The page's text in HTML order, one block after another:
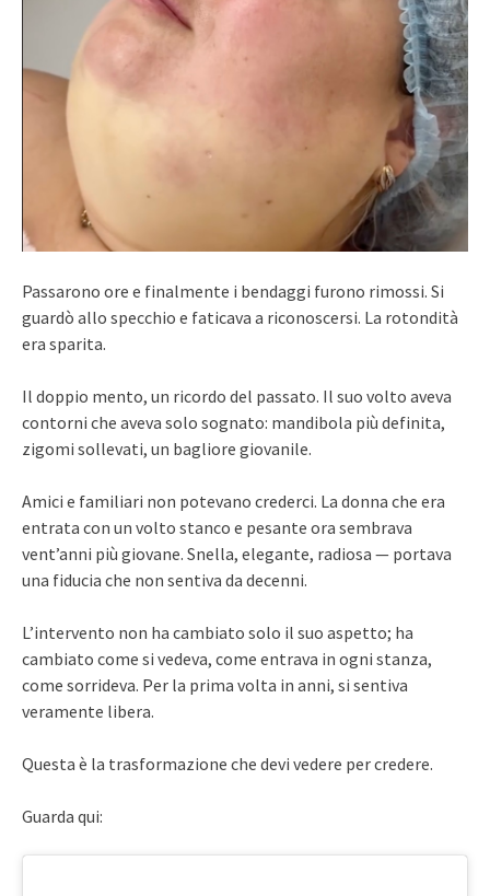
Passarono ore e finalmente i bendaggi furono rimossi. Si
guardò allo specchio e faticava a riconoscersi. La rotondità
era sparita.
Il doppio mento, un ricordo del passato. Il suo volto aveva
contorni che aveva solo sognato: mandibola più definita,
zigomi sollevati, un bagliore giovanile.
Amici e familiari non potevano crederci. La donna che era
entrata con un volto stanco e pesante ora sembrava
vent’anni più giovane. Snella, elegante, radiosa — portava
una fiducia che non sentiva da decenni.
L’intervento non ha cambiato solo il suo aspetto; ha
cambiato come si vedeva, come entrava in ogni stanza,
come sorrideva. Per la prima volta in anni, si sentiva
veramente libera.
Questa è la trasformazione che devi vedere per credere.
Guarda qui: